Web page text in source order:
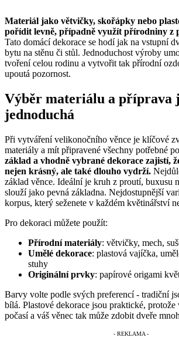
Materiál jako větvičky, skořápky nebo
pořídit levně, případně využít přírodniny z
Tato domácí dekorace se hodí jak na vstupní
bytu na stěnu či stůl. Jednoduchost výroby
tvoření celou rodinu a vytvořit tak přírodní
upoutá pozornost.
Výběr materiálu a příprava
jednoduchá
Při vytváření velikonočního věnce je klíčové
materiály a mít připravené všechny potřebné
základ a vhodně vybrané dekorace zajistí,
nejen krásný, ale také dlouho vydrží.
základ věnce. Ideální je kruh z proutí, buxusu
slouží jako pevná základna. Nejdostupnější
korpus, který seženete v každém květinářství
Pro dekoraci můžete použít:
Přírodní materiály: větvičky, mech,
Umělé dekorace: plastová vajíčka,
stuhy
Originální prvky: papírové origami
Barvy volte podle svých preferencí - tradiční
bílá. Plastové dekorace jsou praktické,
počasí a váš věnec tak může zdobit dveře